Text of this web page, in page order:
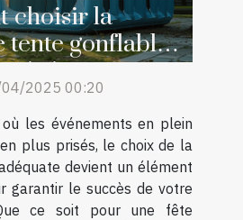
choisir la
tente gonflable
événement
2025 00:20
les événements en plein
plus prisés, le choix de la
devient un élément
garantir le succès de votre
ce soit pour une fête